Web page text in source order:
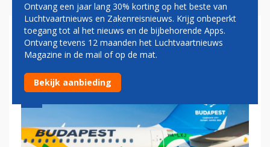
WIZZ AIR HULT AIRBUS A321
IN OLYMPISCHE KLEUREN
Ontvang een jaar lang 30% korting op het beste van
Luchtvaartnieuws en Zakenreisnieuws. Krijg onbeperkt
toegang tot al het nieuws en de bijbehorende Apps.
Ontvang tevens 12 maanden het Luchtvaartnieuws
Magazine in de mail of op de mat.
Bekijk aanbieding